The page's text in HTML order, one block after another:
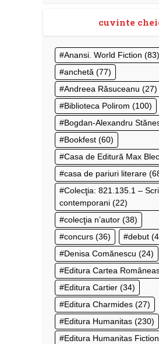
cuvinte
Anansi. World Fiction (83)
anchetă (77)
Andreea Răsuceanu (27)
Biblioteca Polirom (100)
Bogdan-Alexandru
Bookfest (60)
Casa de Editură Max
casa de pariuri literare
Colecţia: 821.135.1 –
contemporani (22)
colecţia n’autor (38)
concurs (36) debut
Denisa Comănescu (24)
Editura Cartea
Editura Cartier (34)
Editura Charmides (27)
Editura Humanitas (230)
Editura Humanitas Fiction